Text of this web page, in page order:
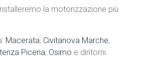
la motorizzazione più
Macerata, Civitanova Marche,
Picena, Osimo e dintorni.